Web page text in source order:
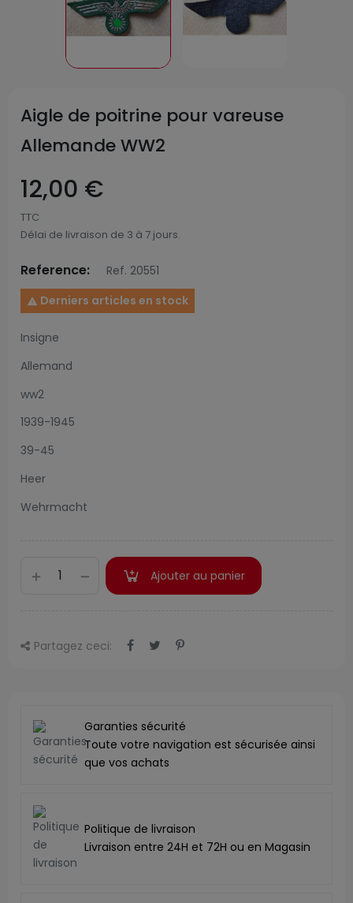
Aigle de poitrine pour vareuse
Allemande WW2
12,00 €
TTC
Délai de livraison de 3 à 7 jours.
Reference: Ref. 20551
 Derniers articles en stock
Insigne
Allemand
ww2
1939-1945
39-45
Heer
Wehrmacht
Ajouter au panier
Partagez ceci:
Garanties sécurité
Toute votre navigation est sécurisée ainsi
que vos achats
Politique de livraison
Livraison entre 24H et 72H ou en Magasin